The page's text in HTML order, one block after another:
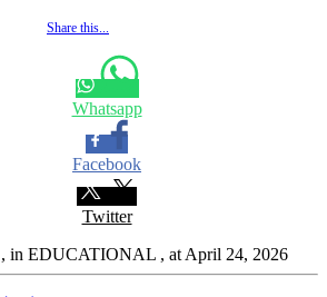
Share this...
Whatsapp
Facebook
Twitter
, in EDUCATIONAL , at April 24, 2026